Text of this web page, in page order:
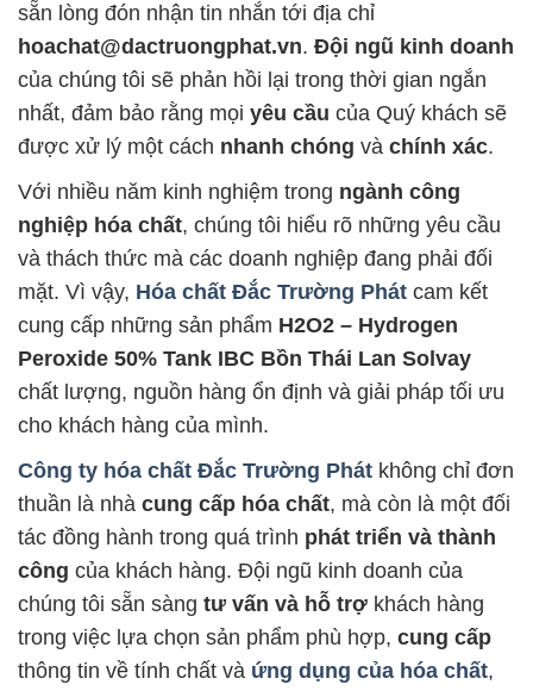
sẵn lòng đón nhận tin nhắn tới địa chỉ
hoachat@dactruongphat.vn. Đội ngũ kinh doanh
của chúng tôi sẽ phản hồi lại trong thời gian ngắn
nhất, đảm bảo rằng mọi yêu cầu của Quý khách sẽ
được xử lý một cách nhanh chóng và chính xác.
Với nhiều năm kinh nghiệm trong ngành công
nghiệp hóa chất, chúng tôi hiểu rõ những yêu cầu
và thách thức mà các doanh nghiệp đang phải đối
mặt. Vì vậy, Hóa chất Đắc Trường Phát cam kết
cung cấp những sản phẩm H2O2 – Hydrogen
Peroxide 50% Tank IBC Bồn Thái Lan Solvay
chất lượng, nguồn hàng ổn định và giải pháp tối ưu
cho khách hàng của mình.
Công ty hóa chất Đắc Trường Phát không chỉ đơn
thuần là nhà cung cấp hóa chất, mà còn là một đối
tác đồng hành trong quá trình phát triển và thành
công của khách hàng. Đội ngũ kinh doanh của
chúng tôi sẵn sàng tư vấn và hỗ trợ khách hàng
trong việc lựa chọn sản phẩm phù hợp, cung cấp
thông tin về tính chất và ứng dụng của hóa chất,